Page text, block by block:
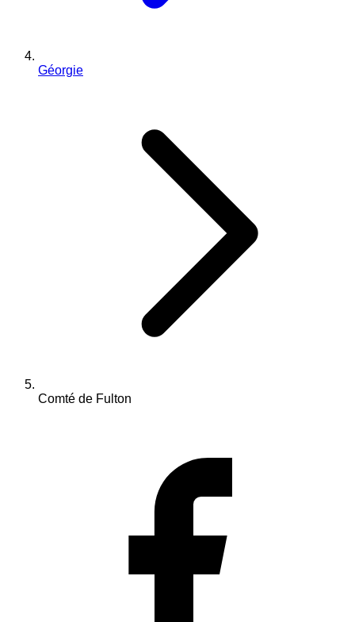
Géorgie
Comté de Fulton